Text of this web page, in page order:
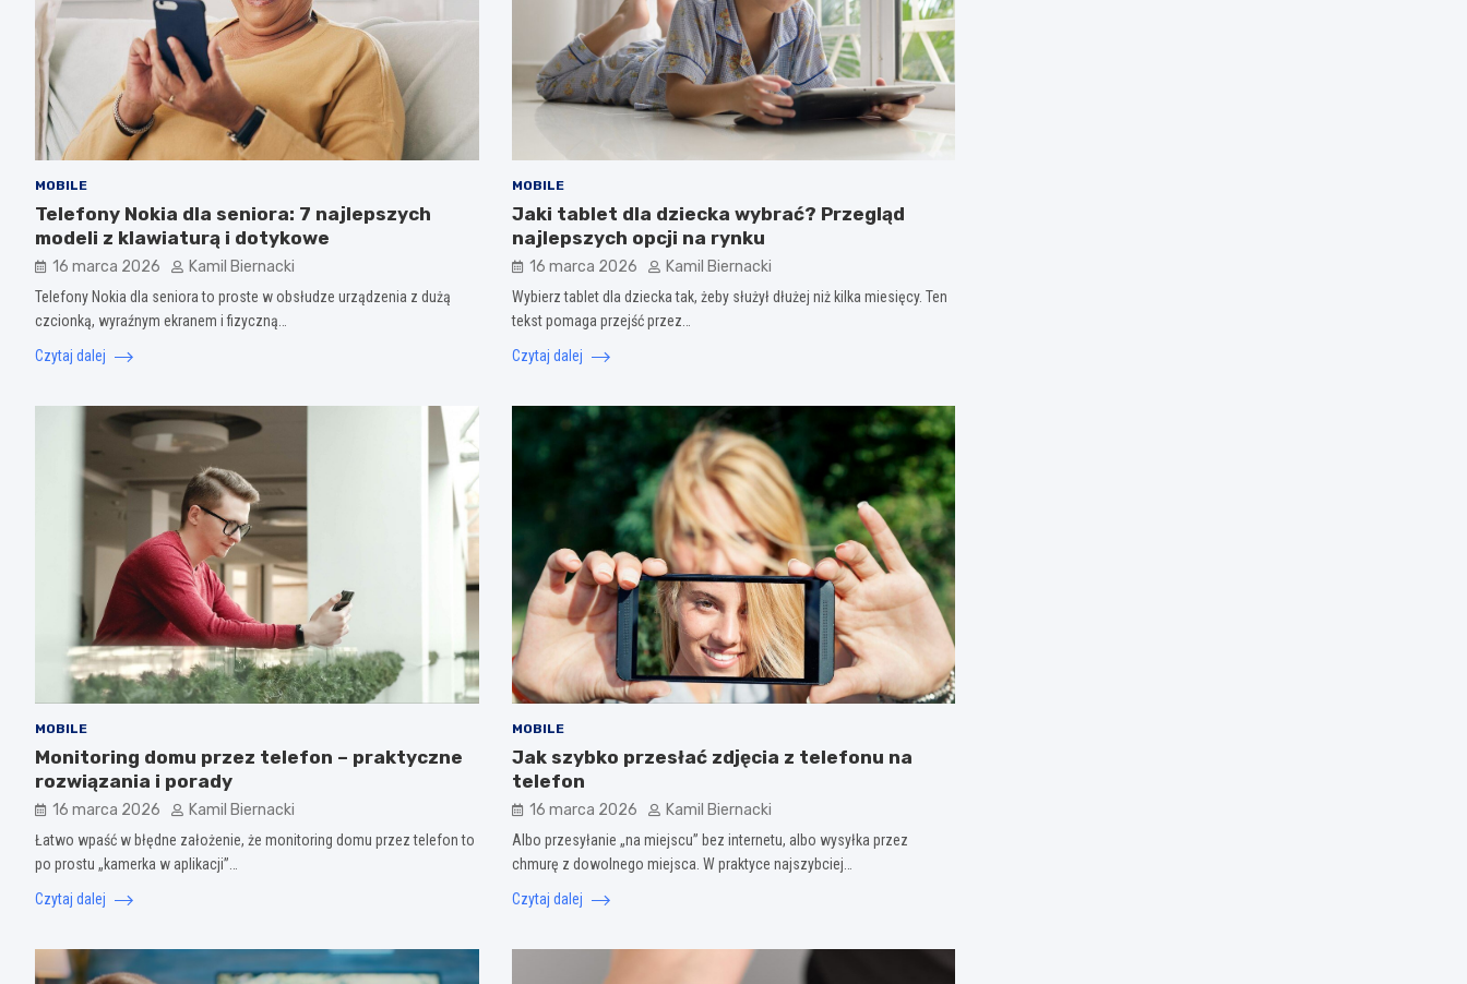
MOBILE
Telefony Nokia dla seniora: 7 najlepszych
modeli z klawiaturą i dotykowe
16 marca 2026 Kamil Biernacki
Telefony Nokia dla seniora to proste w obsłudze urządzenia z dużą
czcionką, wyraźnym ekranem i fizyczną…
Czytaj dalej
MOBILE
Jaki tablet dla dziecka wybrać? Przegląd
najlepszych opcji na rynku
16 marca 2026 Kamil Biernacki
Wybierz tablet dla dziecka tak, żeby służył dłużej niż kilka miesięcy. Ten
tekst pomaga przejść przez…
Czytaj dalej
MOBILE
Monitoring domu przez telefon – praktyczne
rozwiązania i porady
16 marca 2026 Kamil Biernacki
Łatwo wpaść w błędne założenie, że monitoring domu przez telefon to
po prostu „kamerka w aplikacji”…
Czytaj dalej
MOBILE
Jak szybko przesłać zdjęcia z telefonu na
telefon
16 marca 2026 Kamil Biernacki
Albo przesyłanie „na miejscu” bez internetu, albo wysyłka przez
chmurę z dowolnego miejsca. W praktyce najszybciej…
Czytaj dalej